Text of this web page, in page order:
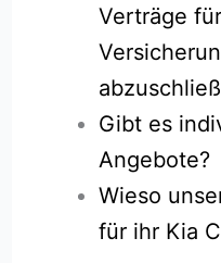
Verträge
Gibt es
Angebote?
Wieso
für ihr Kia